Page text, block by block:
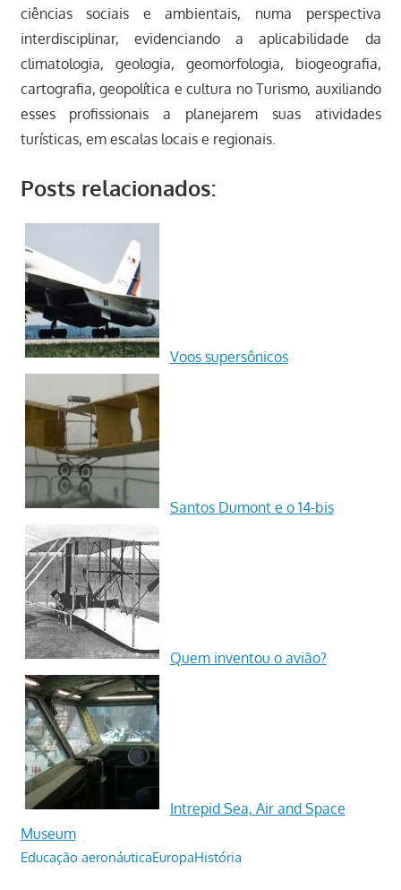
ciências sociais e ambientais, numa perspectiva
interdisciplinar, evidenciando a aplicabilidade da
climatologia, geologia, geomorfologia, biogeografia,
cartografia, geopolítica e cultura no Turismo, auxiliando
esses profissionais a planejarem suas atividades
turísticas, em escalas locais e regionais.
Posts relacionados:
Voos supersônicos
Santos Dumont e o 14-bis
Quem inventou o avião?
Intrepid Sea, Air and Space
Museum
Educação aeronáuticaEuropaHistória